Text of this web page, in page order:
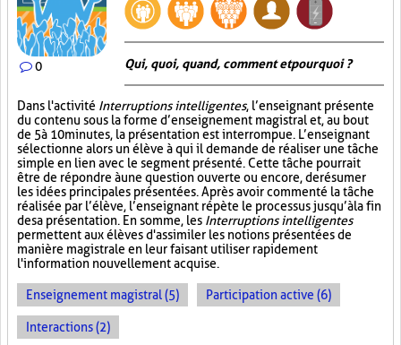
0 Qui, quoi, quand, comment et pourquoi ?
Dans l'activité Interruptions intelligentes, l’enseignant présente
du contenu sous la forme d’enseignement magistral et, au bout
de 5 à 10 minutes, la présentation est interrompue. L’enseignant
sélectionne alors un élève à qui il demande de réaliser une tâche
simple en lien avec le segment présenté. Cette tâche pourrait
être de répondre à une question ouverte ou encore, de résumer
les idées principales présentées. Après avoir commenté la tâche
réalisée par l’élève, l’enseignant répète le processus jusqu’à la fin
de sa présentation. En somme, les Interruptions intelligentes
permettent aux élèves d'assimiler les notions présentées de
manière magistrale en leur faisant utiliser rapidement
l'information nouvellement acquise.
Enseignement magistral (5) Participation active (6)
Interactions (2)